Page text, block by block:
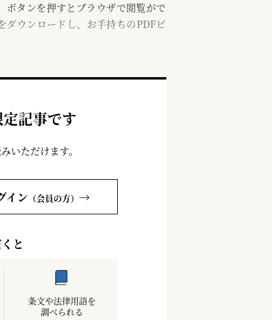
タンを押すとブラウザで閲覧がで
ダウンロードし、お手持ちのPDFビ
記事です
いただけます。
イン （会員の方） →
と
条文や法律用語を
調べられる